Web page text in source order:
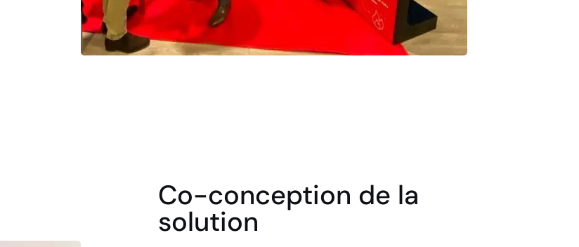
Co-conception de la
solution